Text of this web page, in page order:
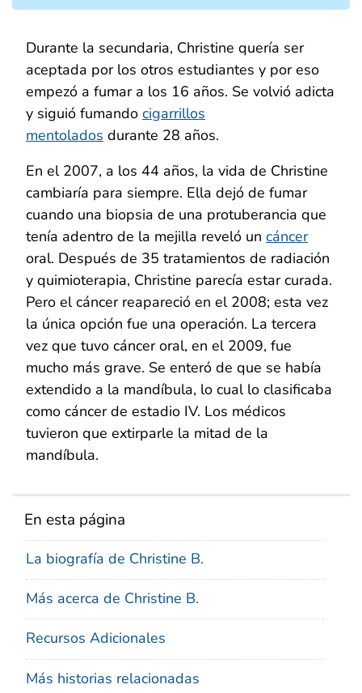
Durante la secundaria, Christine quería ser
aceptada por los otros estudiantes y por eso
empezó a fumar a los 16 años. Se volvió adicta
y siguió fumando cigarrillos
mentolados durante 28 años.
En el 2007, a los 44 años, la vida de Christine
cambiaría para siempre. Ella dejó de fumar
cuando una biopsia de una protuberancia que
tenía adentro de la mejilla reveló un cáncer
oral. Después de 35 tratamientos de radiación
y quimioterapia, Christine parecía estar curada.
Pero el cáncer reapareció en el 2008; esta vez
la única opción fue una operación. La tercera
vez que tuvo cáncer oral, en el 2009, fue
mucho más grave. Se enteró de que se había
extendido a la mandíbula, lo cual lo clasificaba
como cáncer de estadio IV. Los médicos
tuvieron que extirparle la mitad de la
mandíbula.
En esta página
La biografía de Christine B.
Más acerca de Christine B.
Recursos Adicionales
Más historias relacionadas